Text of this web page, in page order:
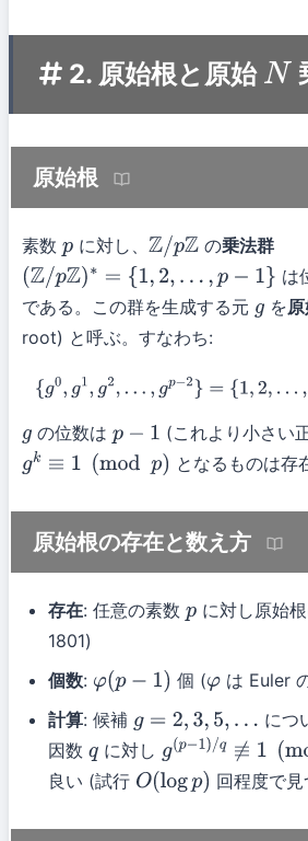
2. 原始根と原始 N
原始根
素数 pに対し、 Z/pZ の乗法群
(Z/pZ)∗ = {1,2 ,…,p− 1} は
である。この群を生成する元 g を
root) と呼ぶ。すなわち:
{g0 g1 , g2,…, g p− 2} ={ 1,2 , … , p
g の位数はp −1 (これより小さい
gk ≡1( modp) となるものは存
原始根の存在と数え方
存在: 任意の素数 pに対し原始
1801)
個数: φ(p−1) 個 (φ は Euler
計算: 候補 g =2 3,5,… につ
因数 q に対し g(p −1) /q ≢ 1(mod
良い (試行 O(logp) 回程度で見